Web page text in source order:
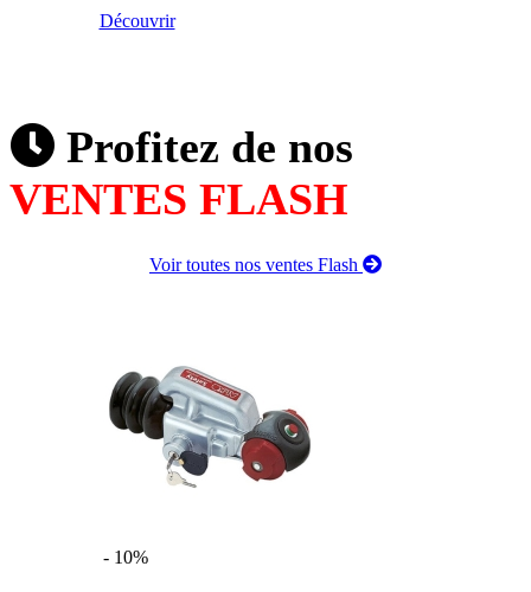
Découvrir
Profitez de nos
VENTES FLASH
Voir toutes nos ventes Flash
- 10%